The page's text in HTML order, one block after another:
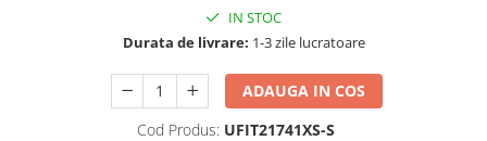
IN STOC
Durata de livrare: 1-3 zile lucratoare
ADAUGA IN COS
Cod Produs: UFIT21741XS-S